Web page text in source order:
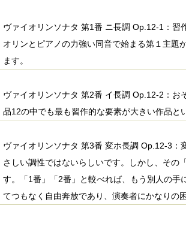
ヴァイオリンソナタ 第1番 ニ長調 Op.12-1：習
オリンとピアノの力強い同音で始まる第１主題
ます。
ヴァイオリンソナタ 第2番 イ長調 Op.12-2：
品12の中でも最も習作的な要素が大きい作品と
ヴァイオリンソナタ 第3番 変ホ長調 Op.12-3
さしい調性ではないらしいです。しかし、その
す。「1番」「2番」と較べれば、もう別人の手
てつもなく自由奔放であり、演奏者にかなりの